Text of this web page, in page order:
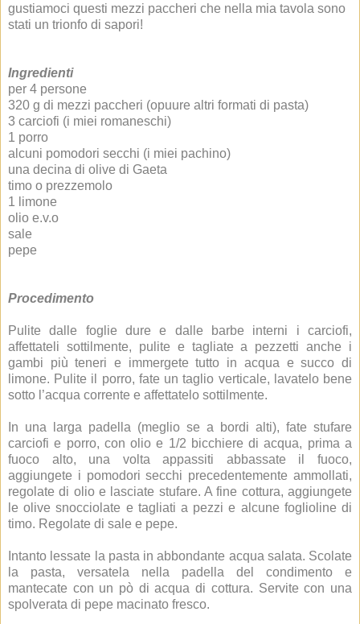
gustiamoci questi mezzi paccheri che nella mia tavola sono
stati un trionfo di sapori!
Ingredienti
per 4 persone
320 g di mezzi paccheri (opuure altri formati di pasta)
3 carciofi (i miei romaneschi)
1 porro
alcuni pomodori secchi (i miei pachino)
una decina di olive di Gaeta
timo o prezzemolo
1 limone
olio e.v.o
sale
pepe
Procedimento
Pulite dalle foglie dure e dalle barbe interni i carciofi,
affettateli sottilmente, pulite e tagliate a pezzetti anche i
gambi più teneri e immergete tutto in acqua e succo di
limone. Pulite il porro, fate un taglio verticale, lavatelo bene
sotto l’acqua corrente e affettatelo sottilmente.
In una larga padella (meglio se a bordi alti), fate stufare
carciofi e porro, con olio e 1/2 bicchiere di acqua, prima a
fuoco alto, una volta appassiti abbassate il fuoco,
aggiungete i pomodori secchi precedentemente ammollati,
regolate di olio e lasciate stufare. A fine cottura, aggiungete
le olive snocciolate e tagliati a pezzi e alcune foglioline di
timo. Regolate di sale e pepe.
Intanto lessate la pasta in abbondante acqua salata. Scolate
la pasta, versatela nella padella del condimento e
mantecate con un pò di acqua di cottura. Servite con una
spolverata di pepe macinato fresco.